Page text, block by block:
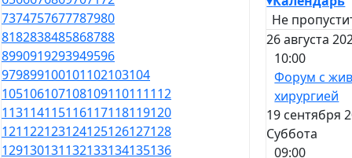
7374757677787980
8182838485868788
8990919293949596
979899100101102103104
105106107108109110111112
113114115116117118119120
121122123124125126127128
129130131132133134135136
Не
26 августа
10:00
Форум с
хирургией
19 сентября
Суббота
09:00